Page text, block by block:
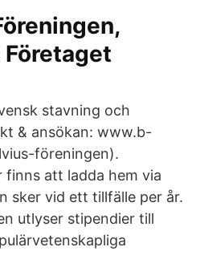
Företaget
stavning och
& ansökan: www.b-
föreningen).
att ladda hem via
sker vid ett tillfälle per år.
utlyser stipendier till